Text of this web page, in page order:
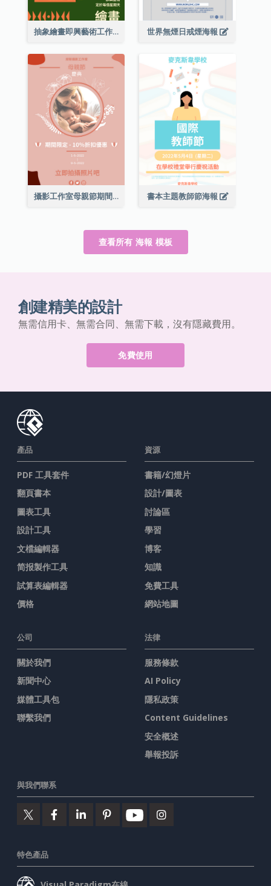
抽象繪畫即興藝術工作坊海報 世界無煙日戒煙海報
攝影工作室母親節期間限定優惠宣傳海報 書本主題教師節海報
查看所有 海報 模板
創建精美的設計
無需信用卡、無需合同、無需下載，沒有隱藏費用。
免費使用
產品
PDF 工具套件
翻頁書本
圖表工具
設計工具
文檔編輯器
简报製作工具
試算表編輯器
價格
資源
書籍/幻燈片
設計/圖表
討論區
學習
博客
知識
免費工具
網站地圖
公司
關於我們
新聞中心
媒體工具包
聯繫我們
法律
服務條款
AI Policy
隱私政策
Content Guidelines
安全概述
舉報投訴
與我們聯系
特色產品